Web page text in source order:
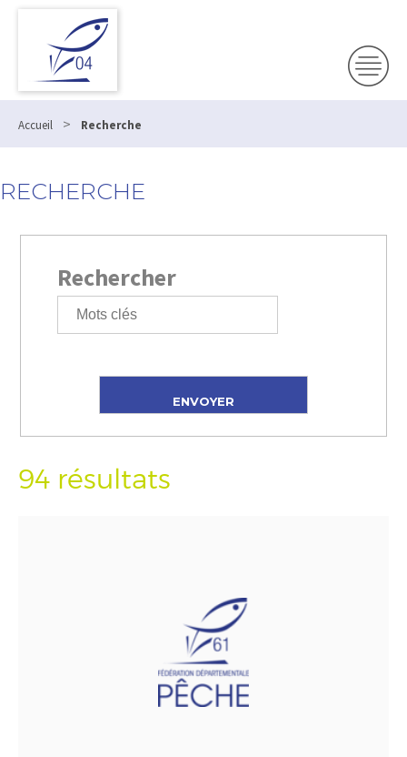
Accueil > Recherche
RECHERCHE
Rechercher
94 résultats